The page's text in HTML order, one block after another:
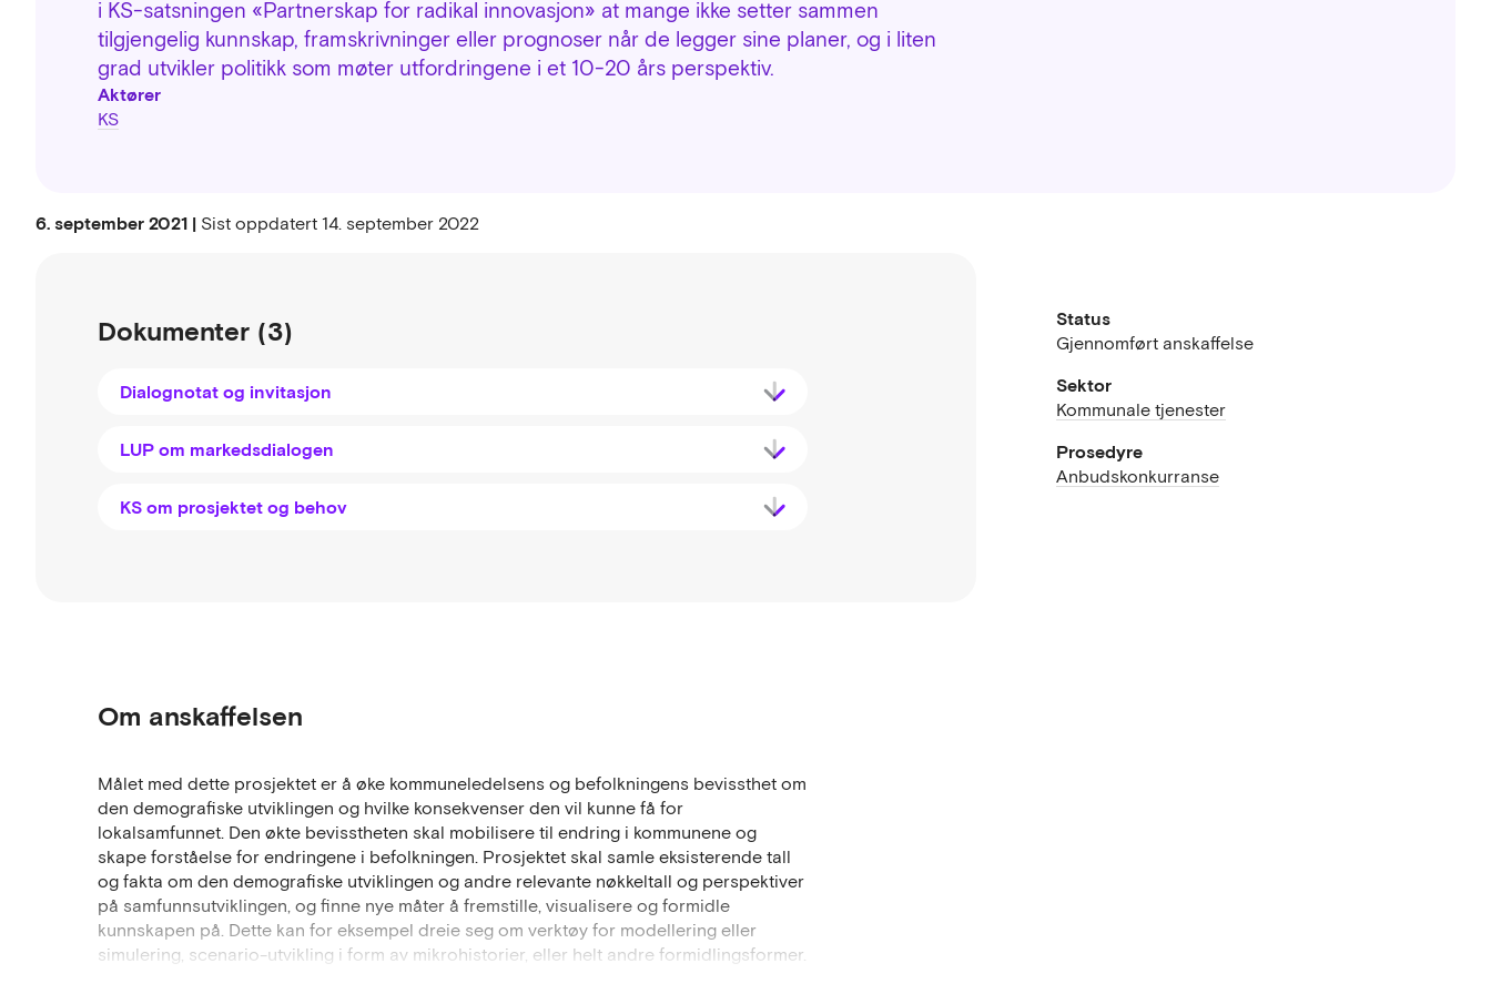
i KS-satsningen «Partnerskap for radikal innovasjon» at mange ikke setter sammen
tilgjengelig kunnskap, framskrivninger eller prognoser når de legger sine planer, og i liten
grad utvikler politikk som møter utfordringene i et 10-20 års perspektiv.
Aktører
KS
6. september 2021 | Sist oppdatert 14. september 2022
Status
Gjennomført anskaffelse
Sektor
Kommunale tjenester
Prosedyre
Anbudskonkurranse
Dokumenter (3)
Dialognotat og invitasjon
LUP om markedsdialogen
KS om prosjektet og behov
Om anskaffelsen
Målet med dette prosjektet er å øke kommuneledelsens og befolkningens bevissthet om
den demografiske utviklingen og hvilke konsekvenser den vil kunne få for
lokalsamfunnet. Den økte bevisstheten skal mobilisere til endring i kommunene og
skape forståelse for endringene i befolkningen. Prosjektet skal samle eksisterende tall
og fakta om den demografiske utviklingen og andre relevante nøkkeltall og perspektiver
på samfunnsutviklingen, og finne nye måter å fremstille, visualisere og formidle
kunnskapen på. Dette kan for eksempel dreie seg om verktøy for modellering eller
simulering, scenario-utvikling i form av mikrohistorier, eller helt andre formidlingsformer.